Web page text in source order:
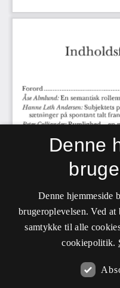
Denne
Denne hjemmeside
brugeroplevelsen. Ved
samtykke til alle
cookiepolitik.